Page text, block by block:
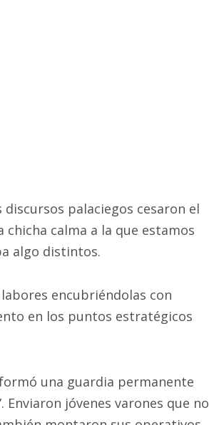
palaciegos cesaron el
calma a la que estamos
algo distintos.
encubriéndolas con
en los puntos estratégicos
una guardia permanente
Enviaron jóvenes varones que no